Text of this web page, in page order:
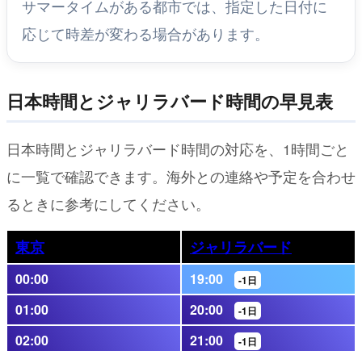
サマータイムがある都市では、指定した日付に
応じて時差が変わる場合があります。
日本時間とジャリラバード時間の早見表
日本時間とジャリラバード時間の対応を、1時間ごと
に一覧で確認できます。海外との連絡や予定を合わせ
るときに参考にしてください。
東京 ジャリラバード
00:00 19:00 -1日
01:00 20:00 -1日
02:00 21:00 -1日